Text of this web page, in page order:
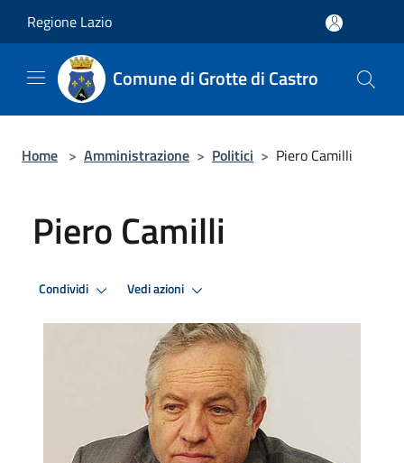
Regione Lazio
Comune di Grotte di Castro
Home > Amministrazione > Politici > Piero Camilli
Piero Camilli
Condividi Vedi azioni